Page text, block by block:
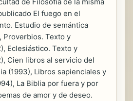
El fuego en el
Estudio de semántica
Proverbios. Texto y
Eclesiástico. Texto y
Cien libros al servicio del
(1993), Libros sapienciales y
La Biblia por fuera y por
de amor y de deseo.